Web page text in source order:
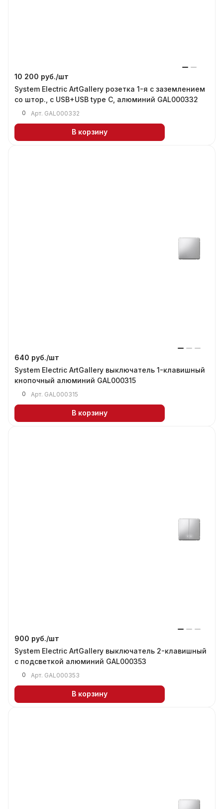
10 200 руб./шт
System Electric ArtGallery розетка 1-я с заземлением
со штор., с USB+USB type C, алюминий GAL000332
0 Арт. GAL000332
В корзину
640 руб./шт
System Electric ArtGallery выключатель 1-клавишный
кнопочный алюминий GAL000315
0 Арт. GAL000315
В корзину
900 руб./шт
System Electric ArtGallery выключатель 2-клавишный
с подсветкой алюминий GAL000353
0 Арт. GAL000353
В корзину